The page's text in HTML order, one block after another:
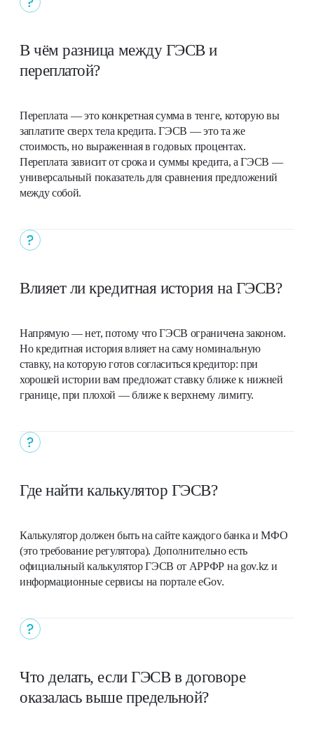
В чём разница между ГЭСВ и
переплатой?
Переплата — это конкретная сумма в тенге, которую вы
заплатите сверх тела кредита. ГЭСВ — это та же
стоимость, но выраженная в годовых процентах.
Переплата зависит от срока и суммы кредита, а ГЭСВ —
универсальный показатель для сравнения предложений
между собой.
Влияет ли кредитная история на ГЭСВ?
Напрямую — нет, потому что ГЭСВ ограничена законом.
Но кредитная история влияет на саму номинальную
ставку, на которую готов согласиться кредитор: при
хорошей истории вам предложат ставку ближе к нижней
границе, при плохой — ближе к верхнему лимиту.
Где найти калькулятор ГЭСВ?
Калькулятор должен быть на сайте каждого банка и МФО
(это требование регулятора). Дополнительно есть
официальный калькулятор ГЭСВ от АРРФР на gov.kz и
информационные сервисы на портале eGov.
Что делать, если ГЭСВ в договоре
оказалась выше предельной?